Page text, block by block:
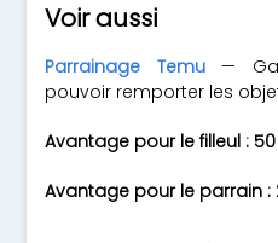
Voir aussi
Parrainage Temu—
pouvoir remporter les
Avantage pour le filleul :
Avantage pour le parrain :